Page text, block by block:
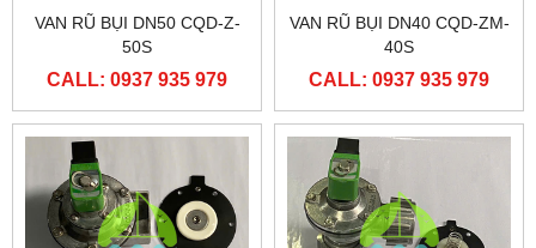
VAN RŨ BỤI DN50 CQD-Z-
50S
CALL: 0937 935 979
VAN RŨ BỤI DN40 CQD-ZM-
40S
CALL: 0937 935 979